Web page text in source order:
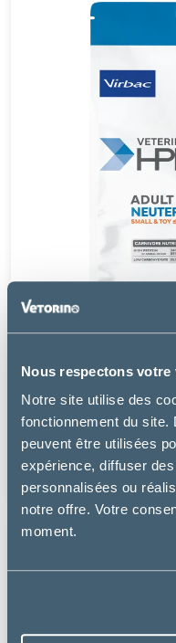
Nous respectons votre
Notre site utilise des
fonctionnement du site.
peuvent être utilisées
expérience, diffuser
personnalisées ou
notre offre. Votre
moment.
ADULT